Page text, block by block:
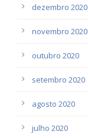
dezembro 2020
novembro 2020
outubro 2020
setembro 2020
agosto 2020
julho 2020